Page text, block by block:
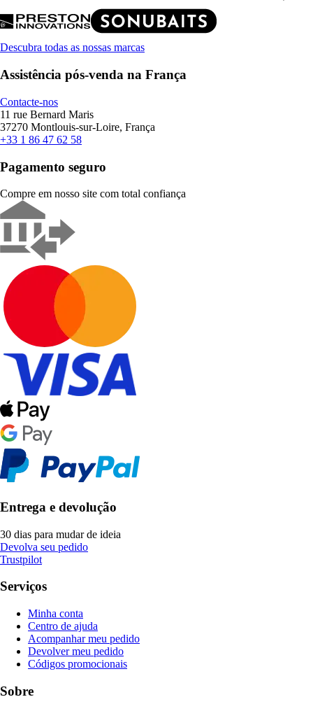
Descubra todas as nossas marcas
Assistência pós-venda na França
Contacte-nos
11 rue Bernard Maris
37270 Montlouis-sur-Loire, França
+33 1 86 47 62 58
Pagamento seguro
Compre em nosso site com total confiança
Entrega e devolução
30 dias para mudar de ideia
Devolva seu pedido
Trustpilot
Serviços
Minha conta
Centro de ajuda
Acompanhar meu pedido
Devolver meu pedido
Códigos promocionais
Sobre